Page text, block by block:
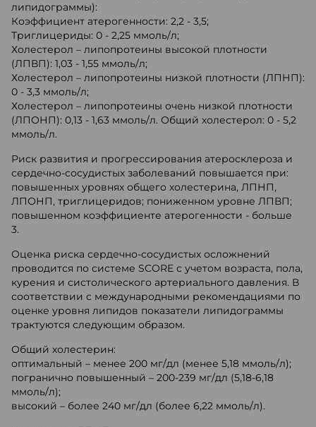
липидограммы):
Коэффициент атерогенности: 2,2 - 3,5;
Триглицериды: 0 - 2,25 ммоль/л;
Холестерол – липопротеины высокой плотности
(ЛПВП): 1,03 - 1,55 ммоль/л;
Холестерол – липопротеины низкой плотности (ЛПНП):
0 - 3,3 ммоль/л;
Холестерол – липопротеины очень низкой плотности
(ЛПОНП): 0,13 - 1,63 ммоль/л. Общий холестерол: 0 - 5,2
ммоль/л.
Риск развития и прогрессирования атеросклероза и
сердечно-сосудистых заболеваний повышается при:
повышенных уровнях общего холестерина, ЛПНП,
ЛПОНП, триглицеридов; пониженном уровне ЛПВП;
повышенном коэффициенте атерогенности - больше
3.
Оценка риска сердечно-сосудистых осложнений
проводится по системе SCORE с учетом возраста, пола,
курения и систолического артериального давления. В
соответствии с международными рекомендациями по
оценке уровня липидов показатели липидограммы
трактуются следующим образом.
Общий холестерин:
оптимальный – менее 200 мг/дл (менее 5,18 ммоль/л);
погранично повышенный – 200-239 мг/дл (5,18-6,18
ммоль/л);
высокий – более 240 мг/дл (более 6,22 ммоль/л).